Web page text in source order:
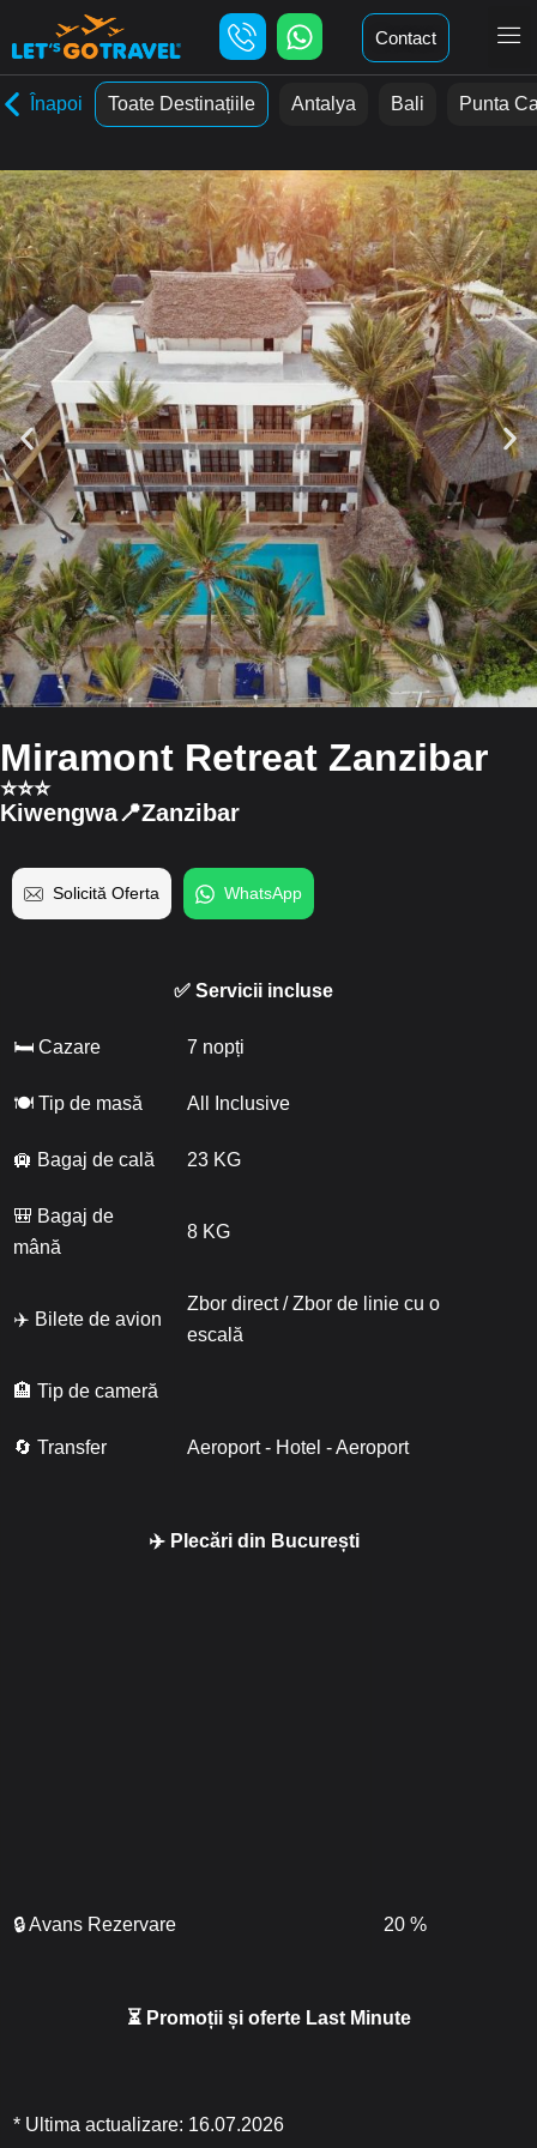
Contact
Înapoi Toate Destinațiile Antalya Bali Punta
Miramont Retreat Zanzibar
⭐️⭐️⭐️
Kiwengwa📍Zanzibar
Solicită Oferta WhatsApp
✅ Servicii incluse
🛏 Cazare 7 nopți
🍽 Tip de masă All Inclusive
🛄 Bagaj de cală 23 KG
🎒 Bagaj de
mână
8 KG
✈️ Bilete de avion
Zbor direct / Zbor de linie cu o
escală
🏨 Tip de cameră
🔄 Transfer Aeroport - Hotel - Aeroport
✈️ Plecări din București
🔒 Avans Rezervare 20 %
⏳ Promoții și oferte Last Minute
* Ultima actualizare: 16.07.2026